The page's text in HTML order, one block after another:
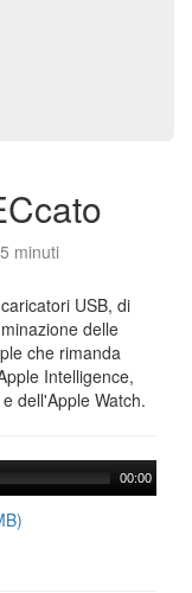
minuti
USB, di
delle
che rimanda
Intelligence,
dell'Apple Watch.
00:00